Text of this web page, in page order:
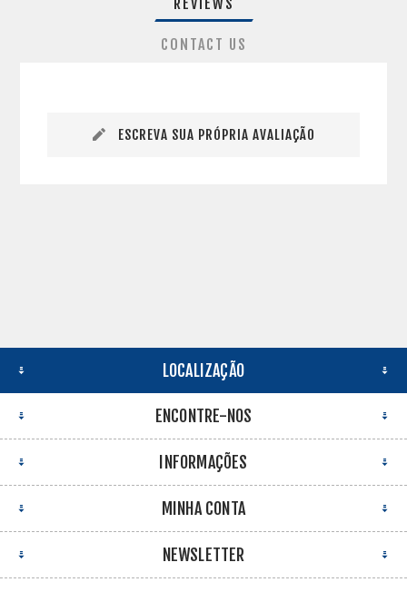
REVIEWS
CONTACT US
ESCREVA SUA PRÓPRIA AVALIAÇÃO
LOCALIZAÇÃO
ENCONTRE-NOS
INFORMAÇÕES
MINHA CONTA
NEWSLETTER